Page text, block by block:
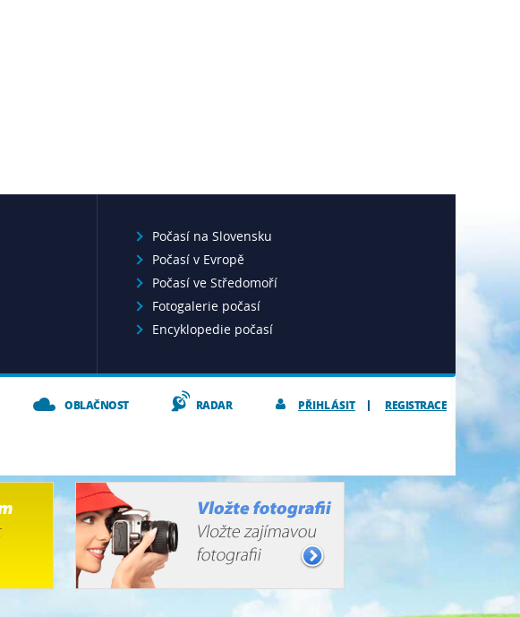
Počasí na Slovensku
Počasí v Evropě
Počasí ve Středomoří
Fotogalerie počasí
Encyklopedie počasí
OBLAČNOST RADAR REGISTRACE
PŘIHLÁSIT